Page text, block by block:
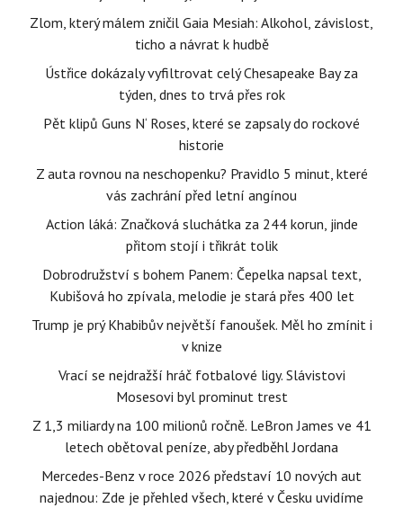
Zlom, který málem zničil Gaia Mesiah: Alkohol, závislost,
ticho a návrat k hudbě
Ústřice dokázaly vyfiltrovat celý Chesapeake Bay za
týden, dnes to trvá přes rok
Pět klipů Guns N‘ Roses, které se zapsaly do rockové
historie
Z auta rovnou na neschopenku? Pravidlo 5 minut, které
vás zachrání před letní angínou
Action láká: Značková sluchátka za 244 korun, jinde
přitom stojí i třikrát tolik
Dobrodružství s bohem Panem: Čepelka napsal text,
Kubišová ho zpívala, melodie je stará přes 400 let
Trump je prý Khabibův největší fanoušek. Měl ho zmínit i
v knize
Vrací se nejdražší hráč fotbalové ligy. Slávistovi
Mosesovi byl prominut trest
Z 1,3 miliardy na 100 milionů ročně. LeBron James ve 41
letech obětoval peníze, aby předběhl Jordana
Mercedes-Benz v roce 2026 představí 10 nových aut
najednou: Zde je přehled všech, které v Česku uvidíme